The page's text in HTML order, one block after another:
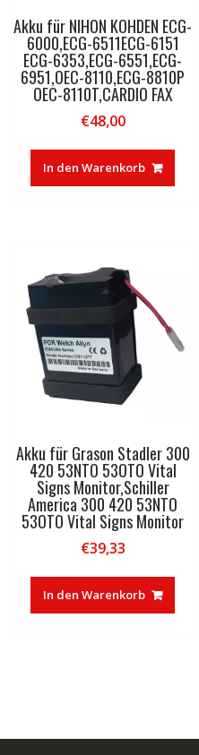
Akku für NIHON KOHDEN ECG-
6000,ECG-6511ECG-6151
ECG-6353,ECG-6551,ECG-
6951,OEC-8110,ECG-8810P
OEC-8110T,CARDIO FAX
€48,00
In den Warenkorb
Akku für Grason Stadler 300
420 53NTO 53OTO Vital
Signs Monitor,Schiller
America 300 420 53NTO
53OTO Vital Signs Monitor
€39,33
In den Warenkorb